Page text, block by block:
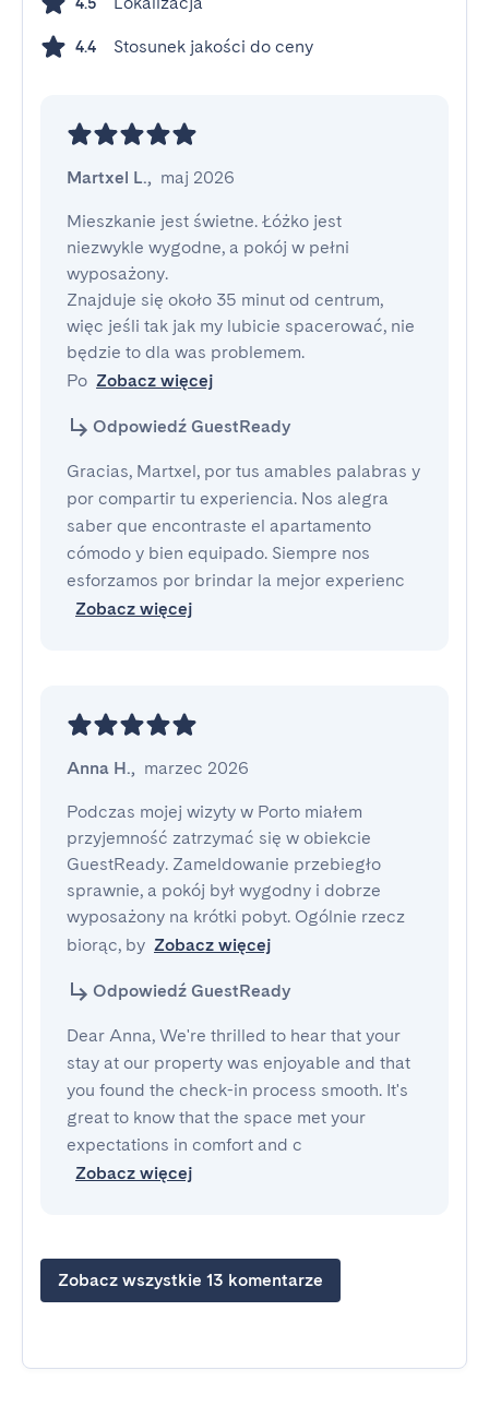
4.4 Stosunek jakości do ceny
Martxel L., maj 2026
Mieszkanie jest świetne. Łóżko jest
niezwykle wygodne, a pokój w pełni
wyposażony.
Znajduje się około 35 minut od centrum,
więc jeśli tak jak my lubicie spacerować, nie
będzie to dla was problemem.
Po Zobacz więcej
Odpowiedź GuestReady
Gracias, Martxel, por tus amables palabras y
por compartir tu experiencia. Nos alegra
saber que encontraste el apartamento
cómodo y bien equipado. Siempre nos
esforzamos por brindar la mejor experienc
Zobacz więcej
Anna H., marzec 2026
Podczas mojej wizyty w Porto miałem
przyjemność zatrzymać się w obiekcie
GuestReady. Zameldowanie przebiegło
sprawnie, a pokój był wygodny i dobrze
wyposażony na krótki pobyt. Ogólnie rzecz
biorąc, by Zobacz więcej
Odpowiedź GuestReady
Dear Anna, We're thrilled to hear that your
stay at our property was enjoyable and that
you found the check-in process smooth. It's
great to know that the space met your
expectations in comfort and c
Zobacz więcej
Zobacz wszystkie 13 komentarze